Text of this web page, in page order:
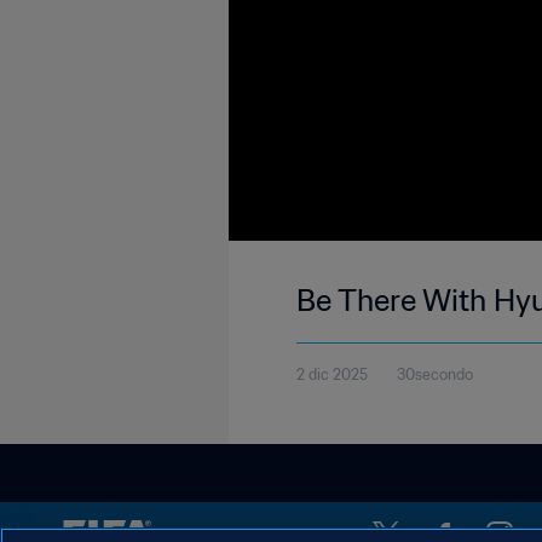
Be There With
2 dic 2025 30secondo